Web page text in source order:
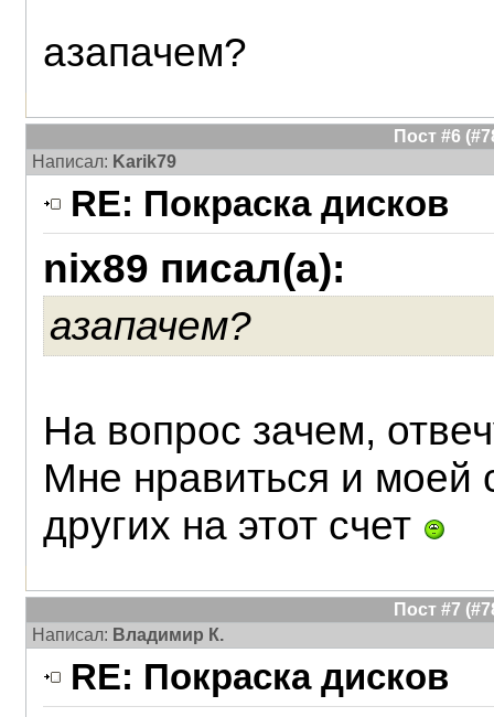
азапачем?
Пост #6
Написал: Karik79
RE: Покраска дисков
nix89 писал(а):
азапачем?
На вопрос зачем,
Мне нравиться и моей
других на этот счет
Пост #7
Написал: Владимир К.
RE: Покраска дисков